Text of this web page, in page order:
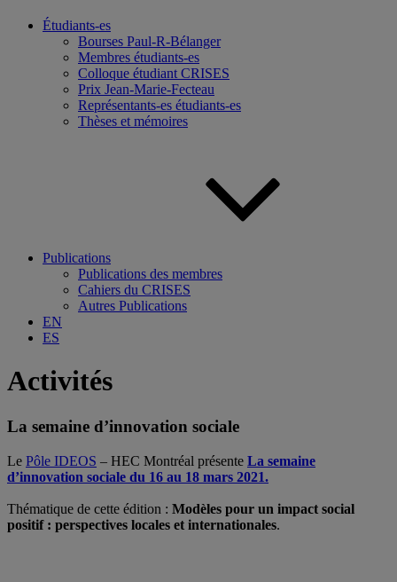
Étudiants-es
Bourses Paul-R-Bélanger
Membres étudiants-es
Colloque étudiant CRISES
Prix Jean-Marie-Fecteau
Représentants-es étudiants-es
Thèses et mémoires
Publications
Publications des membres
Cahiers du CRISES
Autres Publications
EN
ES
Activités
La semaine d’innovation sociale
Le Pôle IDEOS – HEC Montréal présente La semaine
d’innovation sociale du 16 au 18 mars 2021.
Thématique de cette édition : Modèles pour un impact social
positif : perspectives locales et internationales.